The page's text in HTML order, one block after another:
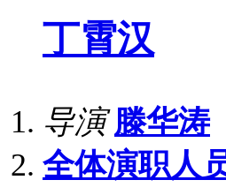
丁霄汉
导演 滕华涛
全体演职人